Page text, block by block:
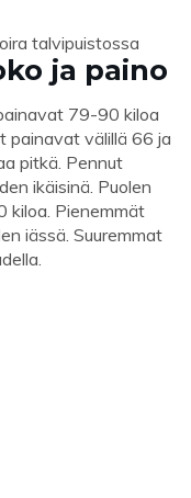
talvipuistossa
ja paino
79-90 kiloa
painavat välillä 66 ja
pitkä. Pennut
ikäisinä. Puolen
kiloa. Pienemmät
iässä. Suuremmat